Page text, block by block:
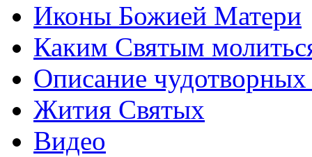
Иконы Божией Матери
Каким Святым
Описание
Жития Святых
Видео